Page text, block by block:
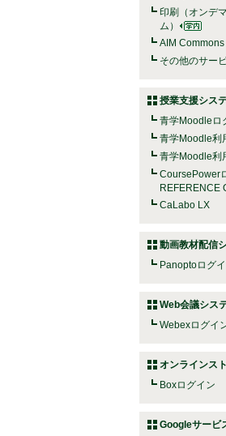
印刷（オンデ
ム）
AIM Commons
その他のサー
授業支援シス
青学Moodleロ
青学Moodle利
青学Moodle利
CoursePower
REFERENCE
CaLabo LX
動画教材配信
Panoptoログ
Web会議シス
Webexログイ
オンラインス
Boxログイン
Googleサービ